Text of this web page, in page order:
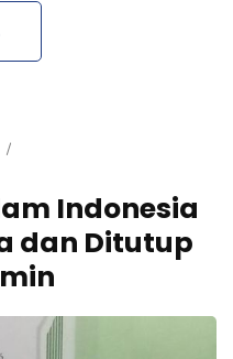
/
Indonesia
dan Ditutup